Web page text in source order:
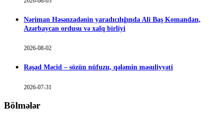
Nəriman Həsənzadənin yaradıcılığında Ali Baş Komandan,
Azərbaycan ordusu və xalq birliyi
2026-08-02
Rəşad Məcid – sözün nüfuzu, qələmin məsuliyyəti
2026-07-31
Bölmələr